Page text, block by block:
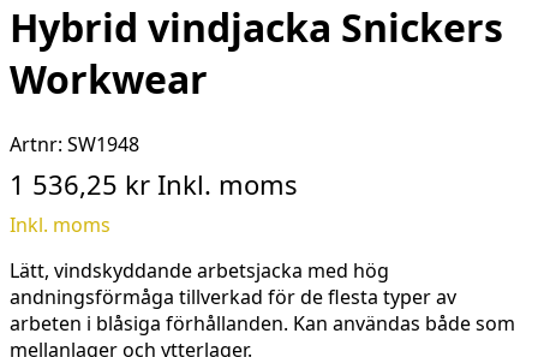
Hybrid vindjacka Snickers
Workwear
Artnr: SW1948
1 536,25 kr Inkl. moms
Inkl. moms
Lätt, vindskyddande arbetsjacka med hög
andningsförmåga tillverkad för de flesta typer av
arbeten i blåsiga förhållanden. Kan användas både som
mellanlager och ytterlager.